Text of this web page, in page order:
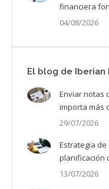
financiera
04/08/2026
El blog de Iberian
Enviar notas
importa más
29/07/2026
Estrategia
planificación
13/07/2026